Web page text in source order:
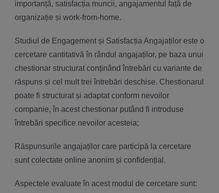
importanță, satisfacția muncii, angajamentul față de
organizație și work-from-home.
Studiul de Engagement și Satisfacția Angajaților este o
cercetare cantitativă în rândul angajaților, pe baza unui
chestionar structurat conținând întrebări cu variante de
răspuns și cel mult trei întrebări deschise. Chestionarul
poate fi structurat și adaptat conform nevoilor
companie, în acest chestionar putând fi introduse
întrebări specifice nevoilor acesteia;
Răspunsurile angajaților care participă la cercetare
sunt colectate online anonim și confidențial.
Aspectele evaluate în acest modul de cercetare sunt: